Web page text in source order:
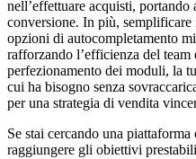
nell’effettuare acquisti, portando
conversione. In più,
opzioni di autocompletamento
rafforzando l’efficienza del
perfezionamento dei moduli, la
cui ha bisogno senza
per una strategia di vendita
Se stai cercando una
raggiungere gli obiettivi